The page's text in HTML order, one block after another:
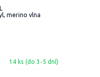
merino vlna
14 ks (do 3-5 dní)